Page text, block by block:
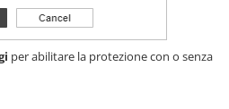
per abilitare la protezione con o senza